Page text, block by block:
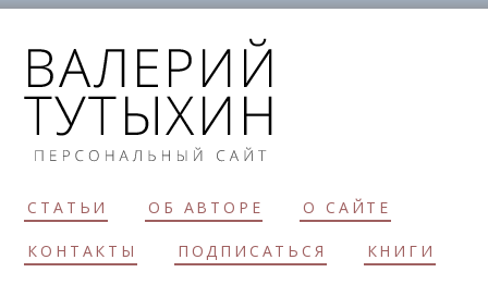
СТАТЬИ ОБ АВТОРЕ О САЙТЕ
КОНТАКТЫ ПОДПИСАТЬСЯ КНИГИ